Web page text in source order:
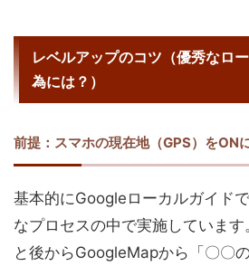
レベルアップのコツ（優秀なロ
為には？）
前提：スマホの現在地（GPS）をON
基本的にGoogleローカルガイド
なプロセスの中で実施しています
と後からGoogleMapから「〇〇